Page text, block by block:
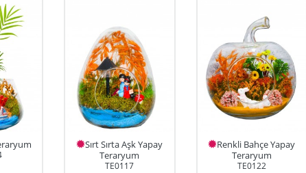
Sırt Sırta Aşk Yapay
Teraryum
TE0117
Renkli Bahçe Yapay
Teraryum
TE0122